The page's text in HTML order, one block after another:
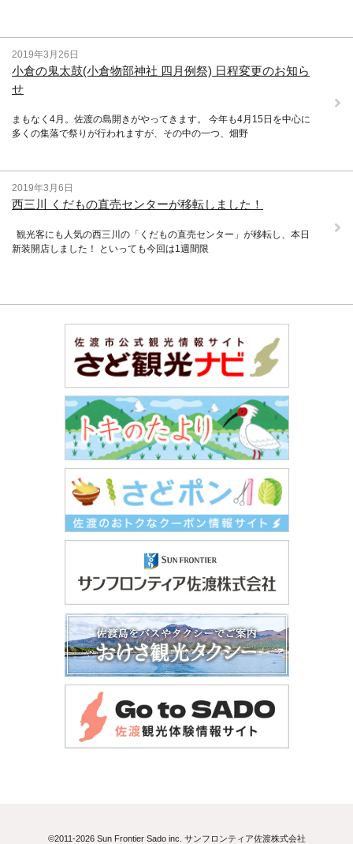
2019年3月26日
小倉の鬼太鼓(小倉物部神社 四月例祭) 日程変更のお知ら
せ
まもなく4月。佐渡の島開きがやってきます。 今年も4月15日を中心に
多くの集落で祭りが行われますが、その中の一つ、畑野
2019年3月6日
西三川 くだもの直売センターが移転しました！
観光客にも人気の西三川の「くだもの直売センター」が移転し、本日
新装開店しました！ といっても今回は1週間限
©2011-2026 Sun Frontier Sado inc. サンフロンティア佐渡株式会社